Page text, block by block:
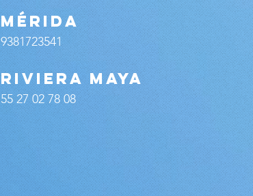
MÉRIDA
9381723541
RIVIERA MAYA
55 27 02 78 08